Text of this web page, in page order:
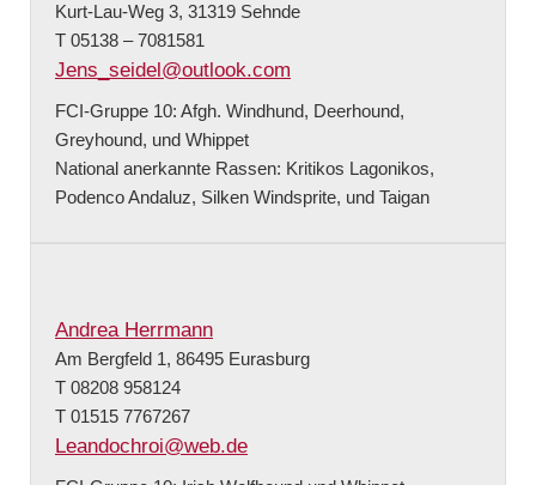
Kurt-Lau-Weg 3, 31319 Sehnde
T 05138 – 7081581
Jens_seidel@outlook.com
FCI-Gruppe 10: Afgh. Windhund, Deerhound,
Greyhound, und Whippet
National anerkannte Rassen: Kritikos Lagonikos,
Podenco Andaluz, Silken Windsprite, und Taigan
Andrea Herrmann
Am Bergfeld 1, 86495 Eurasburg
T 08208 958124
T 01515 7767267
Leandochroi@web.de